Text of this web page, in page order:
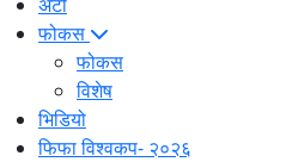
फोकस
फोकस
विशेष
भिडियो
फिफा विश्वकप- २०२६